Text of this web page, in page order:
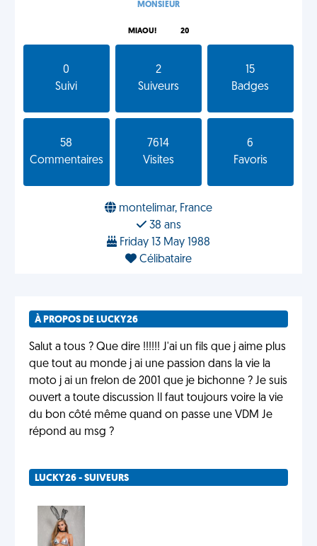
MONSIEUR
MIAOU! 20
0
Suivi
2
Suiveurs
15
Badges
58
Commentaires
7614
Visites
6
Favoris
montelimar, France
38 ans
Friday 13 May 1988
Célibataire
À PROPOS DE LUCKY26
Salut a tous ? Que dire !!!!!! J'ai un fils que j aime plus
que tout au monde j ai une passion dans la vie la
moto j ai un frelon de 2001 que je bichonne ? Je suis
ouvert a toute discussion Il faut toujours voire la vie
du bon côté même quand on passe une VDM Je
répond au msg ?
LUCKY26 - SUIVEURS